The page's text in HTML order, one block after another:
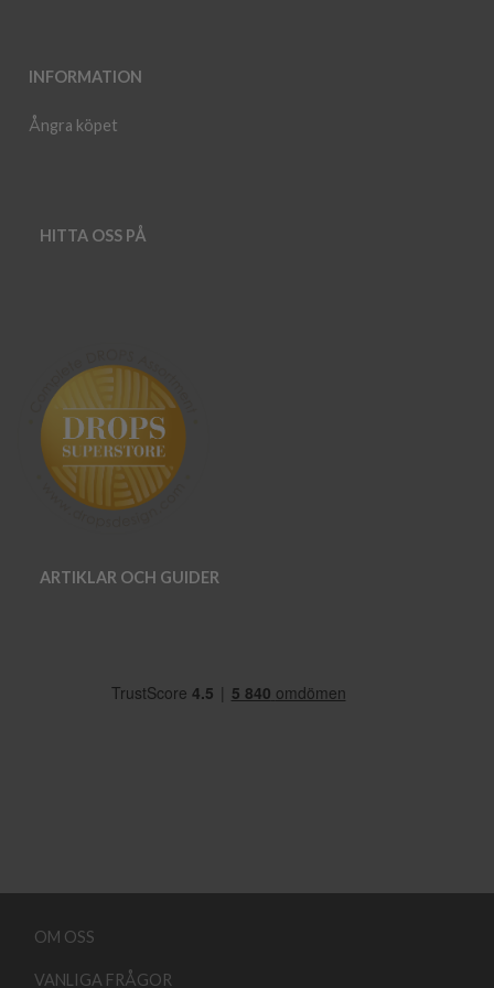
INFORMATION
Ångra köpet
HITTA OSS PÅ
ARTIKLAR OCH GUIDER
OM OSS
VANLIGA FRÅGOR